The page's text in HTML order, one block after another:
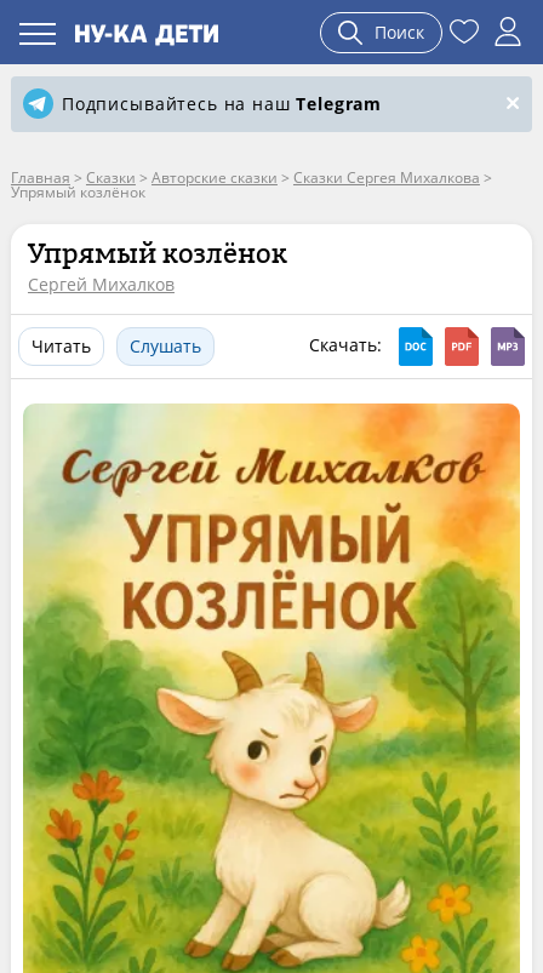
Поиск
Подписывайтесь на нашTelegram
Главная > Сказки > Авторские сказки > Сказки Сергея Михалкова >
Упрямый козлёнок
Упрямый козлёнок
Сергей Михалков
Читать Слушать Скачать: